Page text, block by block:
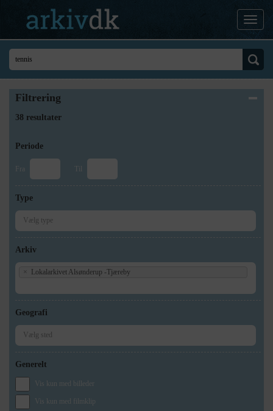
Filtrering
38 resultater
Periode
Fra Til
Type
Arkiv
× Lokalarkivet Alsønderup -Tjæreby
Geografi
Generelt
Vis kun med billeder
Vis kun med filmklip